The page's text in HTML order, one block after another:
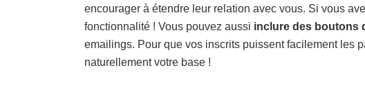
encourager à étendre leur relation avec vous. Si vous
fonctionnalité ! Vous pouvez aussi inclure des boutons
emailings. Pour que vos inscrits puissent facilement les
naturellement votre base !